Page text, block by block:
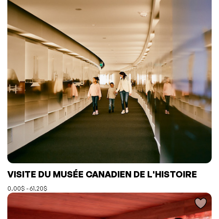
VISITE DU MUSÉE CANADIEN DE L'HISTOIRE
0.00$ - 61.20$
L'événement a été ajouté à vos favoris
Événement retiré de vos favoris